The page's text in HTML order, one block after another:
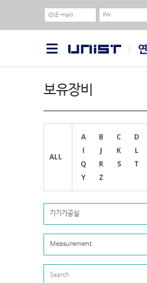
보유장비
ALL
A B C D
I
J K L
Q
R S T
Y
Z
기기가공실
Measurement